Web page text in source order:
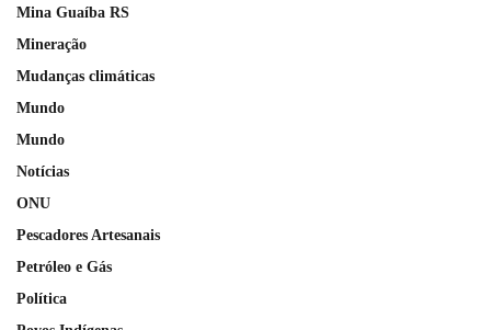
Mina Guaíba RS
Mineração
Mudanças climáticas
Mundo
Mundo
Notícias
ONU
Pescadores Artesanais
Petróleo e Gás
Política